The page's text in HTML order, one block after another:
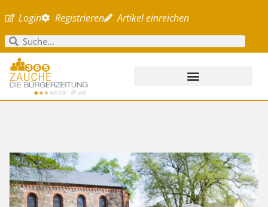
Login Registrieren Artikel einreichen